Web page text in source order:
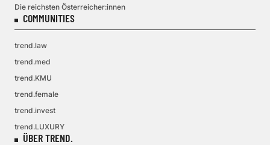
Die reichsten Österreicher:innen
COMMUNITIES
trend.law
trend.med
trend.KMU
trend.female
trend.invest
trend.LUXURY
ÜBER TREND.